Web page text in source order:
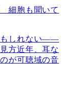
細胞も聞いて
もしれない――
方近年、耳な
が可聴域の音